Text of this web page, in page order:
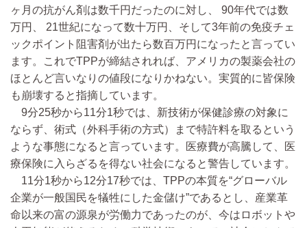
ヶ月の抗がん剤は数千円だったのに対し、 90年代では数
万円、 21世紀になって数十万円、そして3年前の免疫チェ
ックポイント阻害剤が出たら数百万円になったと言ってい
ます。これでTPPが締結されれば、アメリカの製薬会社の
ほとんど言いなりの値段になりかねない。実質的に皆保険
も崩壊すると指摘しています。
9分25秒から11分1秒では、新技術が保健診療の対象に
ならず、術式（外科手術の方式）まで特許料を取るという
ような事態になると言っています。医療費が高騰して、医
療保険に入らざるを得ない社会になると警告しています。
11分1秒から12分17秒では、TPPの本質を“グローバル
企業が一般国民を犠牲にした金儲け”であるとし、産業革
命以来の富の源泉が労働力であったのが、今はロボットや